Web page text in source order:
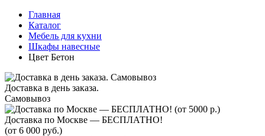
Главная
Каталог
Мебель для кухни
Шкафы навесные
Цвет Бетон
Доставка в день заказа.
Самовывоз
Доставка по Москве — БЕСПЛАТНО!
(от 6 000 руб.)